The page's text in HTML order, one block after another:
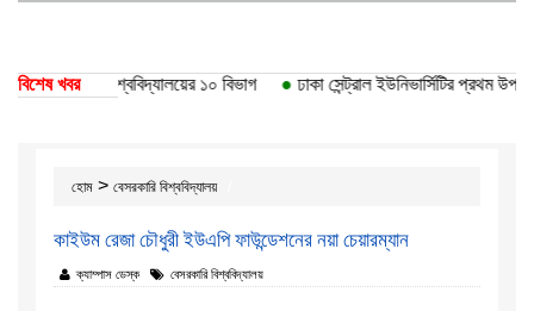
বিশেষ খবর
পেয়েছে ঢাকা বিশ্ববিদ্যালয়ের ১০ বিভাগ ঢাকা সেন্ট্রাল ইউনিভার্সিটির প্রথম
হোম > বেসরকারি বিশ্ববিদ্যালয়
কাইউম রেজা চৌধুরী ইউএপি ফাউন্ডেশনের নয়া চেয়ারম্যান
ক্যাম্পাস ডেস্ক বেসরকারি বিশ্ববিদ্যালয়